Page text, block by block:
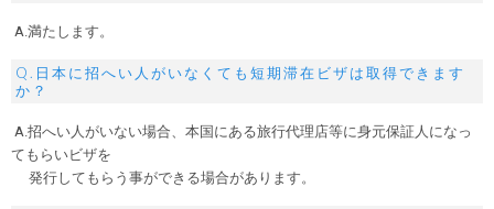
A.満たします。
Q.日本に招へい人がいなくても短期滞在ビザは取得できます
か？
A.招へい人がいない場合、本国にある旅行代理店等に身元保証人になっ
てもらいビザを
発行してもらう事ができる場合があります。